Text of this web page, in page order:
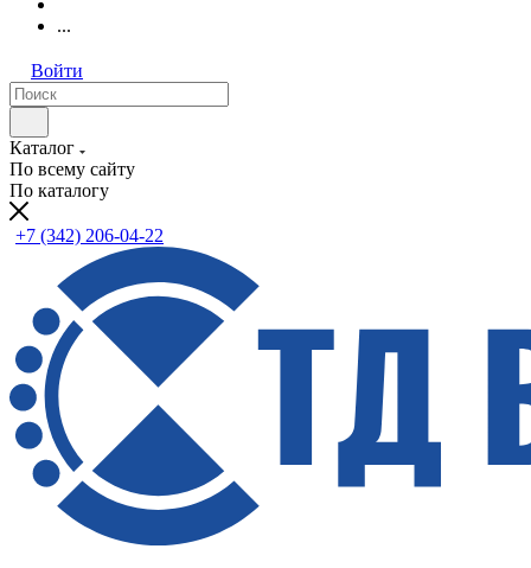
...
Войти
Каталог
По всему сайту
По каталогу
+7 (342) 206-04-22